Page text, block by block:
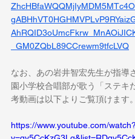
_GM0ZQbL89CCrewm9tfcLVQ
なお、あの岩井智宏先生が指導
園小学校合唱部が歌う「ステキ
考動画は以下よりご覧頂けます。
https://www.youtube.com/watch?